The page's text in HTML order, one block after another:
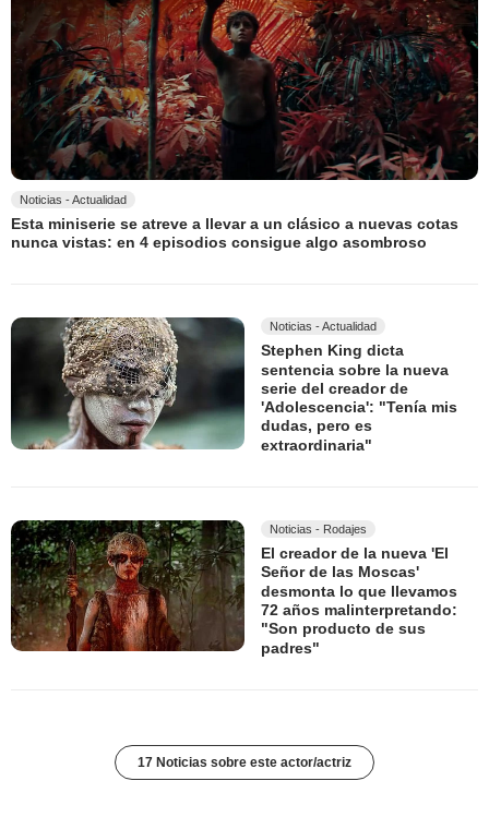
Noticias - Actualidad
Esta miniserie se atreve a llevar a un clásico a nuevas cotas
nunca vistas: en 4 episodios consigue algo asombroso
Noticias - Actualidad
Stephen King dicta
sentencia sobre la nueva
serie del creador de
'Adolescencia': "Tenía mis
dudas, pero es
extraordinaria"
Noticias - Rodajes
El creador de la nueva 'El
Señor de las Moscas'
desmonta lo que llevamos
72 años malinterpretando:
"Son producto de sus
padres"
17 Noticias sobre este actor/actriz